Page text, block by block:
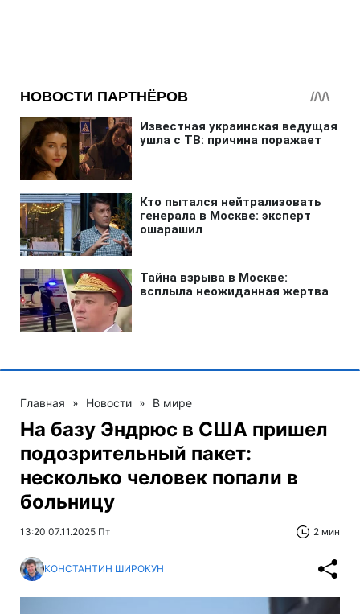
Главная » Новости » В мире
На базу Эндрюс в США пришел
подозрительный пакет:
несколько человек попали в
больницу
13:20 07.11.2025 Пт 2 мин
КОНСТАНТИН ШИРОКУН